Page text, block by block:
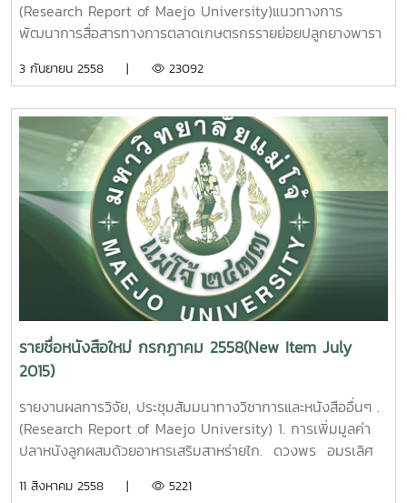
Conservation of Maejo University Phrae Campus, Phrae
Province Teeka Yotapakdee Maejo University. 2015.
7. ปัจจัยที่เป็นตัวกำหนดการทำเกษตรอินทรีย์ของเกษตรกรใน
พื้นที่ ตำบลแม่แฝก อำเภอสันทราย จังหวัดเชียงใหม่ วีร์ พวง
เพิกศึก รายงานผลการวิจัยมหาวิทยาลัยแม่โจ้ 99 หน้าเลข
เรียกหนังสือ 2558 / 38 Factors Determenant the
Organic Farming of Farmer In Tambon MaeFag Sansai
Chiangmai Thailand .Wee Poungperksuk Maejo
University. 2015.
8. การเต
รียมฟิลม์พอลิพรอพิลีนที่สบายได้ด้วยแสง ธวัฒน์ สร้อยทอง
รายงานผลการวิจัยมหาวิทยาลัยแม่โจ้ 48 หน้า. เลขเรียก
หนังสือ 2558 / 39 reparation of photo-degradable
polypropylene films. Tawat Soltong Maejo University.
2015.
9. การสังเคราะห์
แคลเซียมซิลิเกตจากหอยเชอรี่และแกลบข้าวเพื่อใช้เป็นตัวเร่งปฎิ
กิริยาในไปโอดีเซล รัชดาภรณ์ ปันทะรส รายงานผลการวิจัย
มหาวิทยาลัยแม่โจ้ 67 หน้า. เลขเรียกหนังสือ 2558 / 41
Synthesis of calcium silicate from golden apple snail
and rice husk to use as catalyst in biodiesel.
Ratchadaporn Puntharod Maejo University. 2015.
10. การหาสภาวะที่เหมาะสมในการอบแห้งต่อการสกัดสารต้าน
Fabricated from Fe2O3. Nanoparticles at low
temperature. Nitaya tamaeklong Maejo University.
แวดล้อมโดยใช้ฟิลม์ที่เจือด้วยแพทตินัมจากการสังเคราะห์โดยวิธี
หน้า. เลขเรียกหนังสือ 2558 / 33
Enhance Sensing Performance of Environmentally
Hazardous Gas Based on Hydrothermaly . Synthesis of
Platinum Loaded Vanadium Oxide Films. Viruntachar
Kruefu Maejo University. 2015.5. หัวเรื่องภาษาไทยเปรียบ
เทียบกับหัวเรื่องภาษาอังกฤษของห้องสมุดรัฐสภาอเมริกัน :
กรณีศึกษาคำศัพท์สาขาหลักและคำศัพท์สัมพันธ์แคบกว่าในระดับ
NT1. สุธรรม อุมาแสงทองกุล รายงานผลการวิจัยมหาวิทยาลัยแม่
โจ้ 89 หน้า. เลขเรียกหนังสือ 2558 / 34
Comparison of Thai Subject
Headings and Library of Congress Subject Headings : a
Case Study of Terms Related to Main Subject Fields
and Their First Level of Narrower Terms [NT1] .
Sutham Umasangtongkul Maejo University. 2015. 6.
ฐานข้อมูลภาพยนตร์ดีเด่น : การพัฒนาคอลเลคชั่น งานเทคนิค
ห้องสมุดและการออกแบบโปรแกรมสืบค้นสารสนเทศภาพยนต์ สุ
(Research Report of Maejo University)แนวทางการ
พัฒนาการสื่อสารทางการตลาดเกษตรกรรายย่อยปลูกยางพารา
มหาวิทยาลัยแม่โจ้ 86 หน้า. เลขเรียกหนังสือ 2558 / ช46.
Development for Smallholder Rubber Farms in
Northern, Thailand. Udomwit Nakdontree Maejo
University. 2015.
2. ยุทธศาสตร์
การท่องเที่ยวเชิงนิเวศตำบลแม่แฝก อำเภอสันทราย จังหวัด
เชียงใหม่ พิมพ์ชนก สังข์แก้ว รายงานผลการวิจัยมหาวิทยาลัย
แม่โจ้ 63 หน้า. เลขเรียกหนังสือ 2558 / 23
Ecotourism Strategy of Maefaek Sub-
district, Sansai District, Chiang Mai
Province.Pimchanok Sangkaew Maejo University.
2015.
3. ปัจจัยที่มีผลต่อ
ประสิทธิภาพการผลิตข้าวของเกษตรกรในเขตภาคเหนือตอนบน
อารีย์ เชื้อเมืองพาน รายงานผลการวิจัยมหาวิทยาลัยแม่โจ้ 57
หน้า. เลขเรียกหนังสือ 2558 / 24Factors Enhancing
Efficiency of Farmer Production in Upper Northern
2015. 4. การบริหารจัดการลุ่มน้ำแม่ทาแบบบูรณาการเพื่อ
3 กันยายน 2558 | 23092
รายชื่อหนังสือใหม่ กรกฏาคม 2558(New Item July
2015)
รายงานผลการวิจัย, ประชุมสัมมนาทางวิชาการและหนังสืออื่นๆ .
(Research Report of Maejo University) 1. การเพิ่มมูลค่า
ปลาหนังลูกผสมด้วยอาหารเสริมสาหร่ายไก. ดวงพร อมรเลิศ
เรียกหนังสือ 2558 / ช40. 10 Value added of hybrid
11 สิงหาคม 2558 | 5221